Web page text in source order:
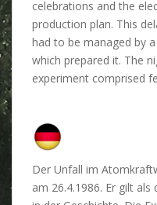
celebrations and the
production plan. This
had to be managed by
which prepared it. The
experiment comprised
Der Unfall im
am 26.4.1986. Er gilt